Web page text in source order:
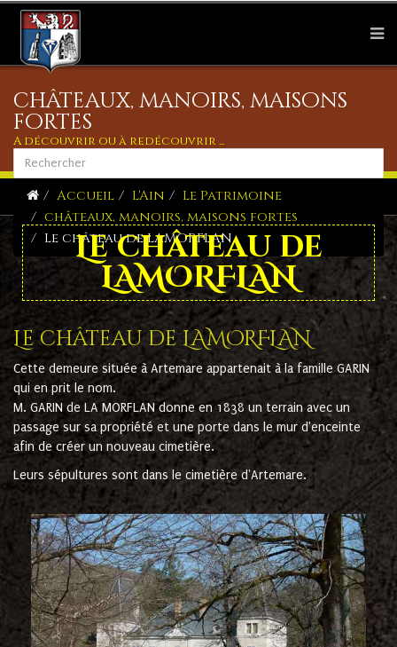
châteaux, manoirs, maisons
fortes
A découvrir ou à redécouvrir ...
Accueil L'Ain
Le Patrimoine
châteaux, manoirs, maisons fortes
Le château de LAMORFLAN
Le château de
LAMORFLAN
Le château de LAMORFLAN
Cette demeure située à Artemare appartenait à la famille GARIN
qui en prit le nom.
M. GARIN de LA MORFLAN donne en 1838 un terrain avec un
passage sur sa propriété et une porte dans le mur d'enceinte
afin de créer un nouveau cimetière.
Leurs sépultures sont dans le cimetière d'Artemare.